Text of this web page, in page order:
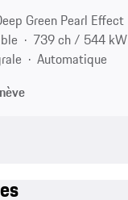
Green Pearl Effect
739 ch / 544 kW
Automatique